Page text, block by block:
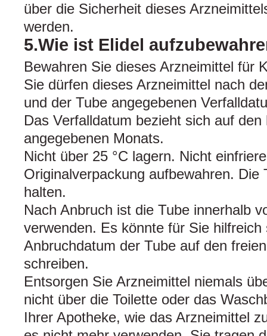
über die Sicherheit dieses
werden.
5.Wie ist Elidel
Bewahren Sie dieses Arzneimittel für
Sie dürfen dieses Arzneimittel nach
und der Tube angegebenen
Das Verfalldatum bezieht sich auf den
angegebenen Monats.
Nicht über 25 °C lagern. Nicht
Originalverpackung aufbewahren. Die
halten.
Nach Anbruch ist die Tube innerhalb
verwenden. Es könnte für Sie
Anbruchdatum der Tube auf den
schreiben.
Entsorgen Sie Arzneimittel niemals
nicht über die Toilette oder das
Ihrer Apotheke, wie das Arzneimittel